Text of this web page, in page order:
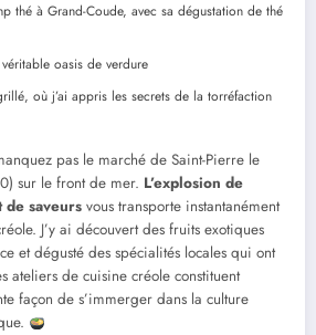
thé à Grand-Coude, avec sa dégustation de thé
véritable oasis de verdure
où j’ai appris les secrets de la torréfaction
pas le marché de Saint-Pierre le
sur le front de mer. L’explosion de
de saveurs vous transporte instantanément
J’y ai découvert des fruits exotiques
et dégusté des spécialités locales qui ont
ateliers de cuisine créole constituent
façon de s’immerger dans la culture